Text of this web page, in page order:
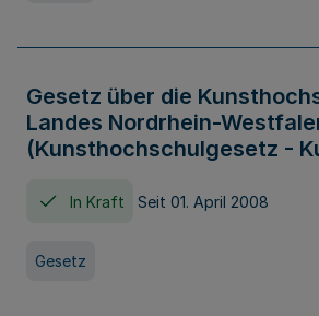
Gesetz über die
Landes Nordrhein-
(Kunsthochschulgesetz -
In Kraft Seit 01. April 2008
Gesetz